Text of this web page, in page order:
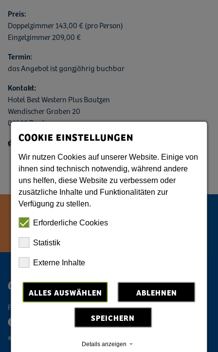
Preis:
Doppelzimmer 143,00 € (pro Person)
Einzelzimmer 209,00 €
Termin:
das Angebot ist ganzjährig buchbar
Kontakt:
Hotel Best Western Plus Bautzen
Wendischer Graben 20
02625 Bautzen
direkt zum Anbieter und Angebot
Oberlausitz Digital
Folge der Oberlausitz
#oberlausitzeinmalig
COOKIE EINSTELLUNGEN
Wir nutzen Cookies auf unserer Website. Einige von
ihnen sind technisch notwendig, während andere
uns helfen, diese Website zu verbessern oder
zusätzliche Inhalte und Funktionalitäten zur
Verfügung zu stellen.
Erforderliche Cookies
Statistik
Externe Inhalte
ALLES AUSWÄHLEN ABLEHNEN
SPEICHERN
Details anzeigen